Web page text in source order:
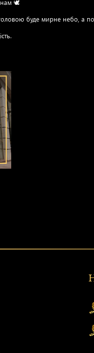
🕊️
буде мирне небо, а